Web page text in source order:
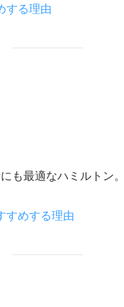
する理由
も最適なハミルトン
すめする理由